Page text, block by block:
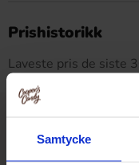
Samtycke
Prishistorikk
Laveste pris de siste